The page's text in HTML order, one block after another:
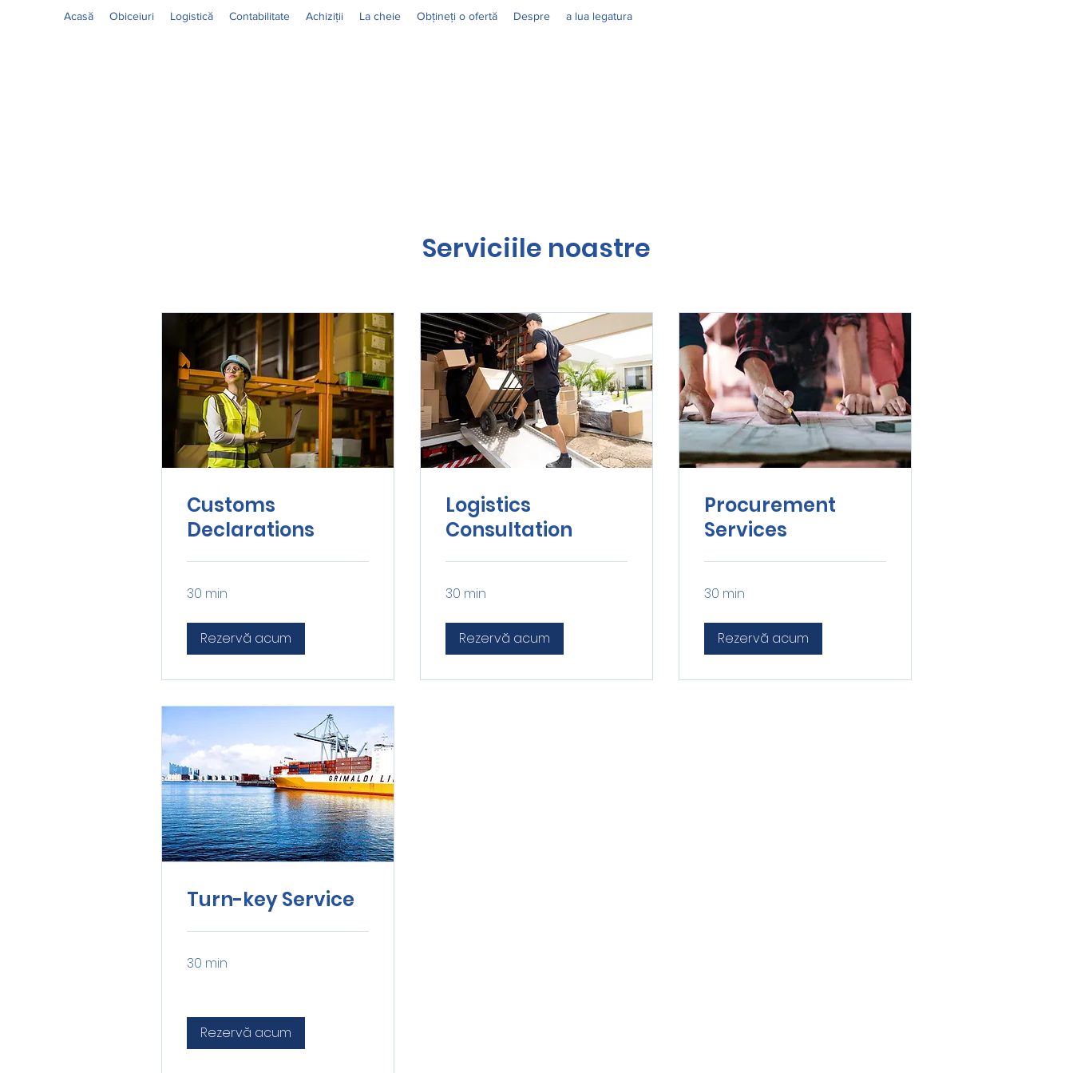
Acasă Obiceiuri Logistică Contabilitate Achiziții La cheie Obțineți o ofertă Despre a lua legatura
Serviciile noastre
Customs
Declarations
30 min
Rezervă acum
Logistics
Consultation
30 min
Rezervă acum
Procurement
Services
30 min
Rezervă acum
Turn-key Service
30 min
Rezervă acum